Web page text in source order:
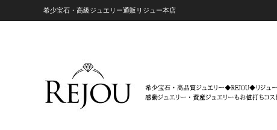
希少宝石・高級ジュエリー通販リジュー本店